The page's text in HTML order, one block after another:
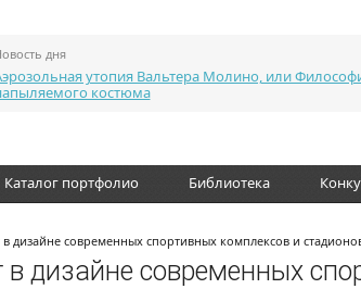
дня
утопия Вальтера Молино, или
костюма
Каталог портфолио Библиотека
дизайне современных спортивных комплексов и
в дизайне современных